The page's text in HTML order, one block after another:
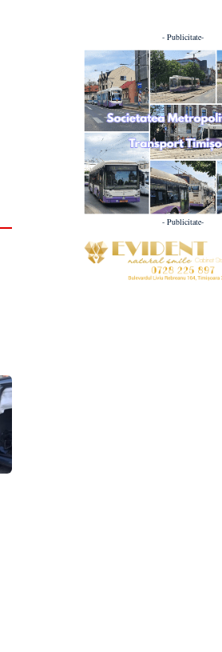
- Publicitate-
- Publicitate-